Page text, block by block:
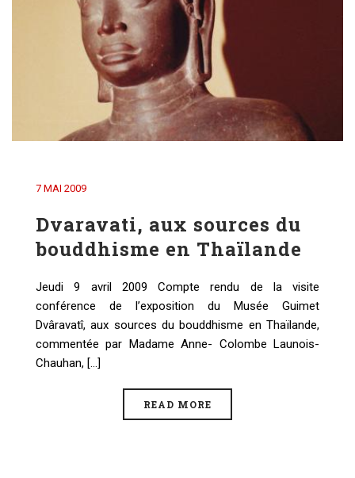
7 MAI 2009
Dvaravati, aux sources du
bouddhisme en Thaïlande
Jeudi 9 avril 2009 Compte rendu de la visite
conférence de l’exposition du Musée Guimet
Dvâravatî, aux sources du bouddhisme en Thaïlande,
commentée par Madame Anne- Colombe Launois-
Chauhan, [...]
READ MORE